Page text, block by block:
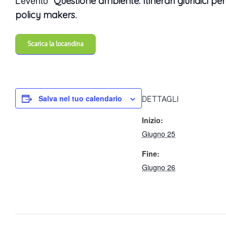
policy makers.
Scarica la locandina
Salva nel tuo calendario DETTAGLI
Inizio:
Giugno 25
Fine:
Giugno 26